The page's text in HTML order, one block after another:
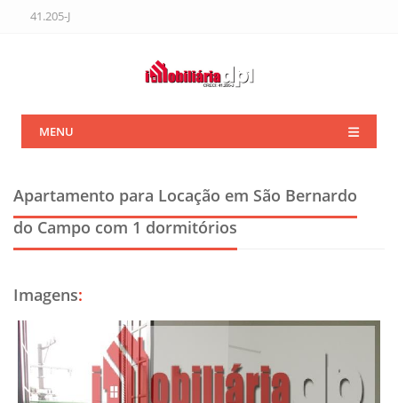
41.205-J
MENU
Apartamento para Locação em São Bernardo
do Campo com 1 dormitórios
Imagens: